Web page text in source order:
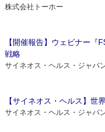
株式会社トーホー
【開催報告】ウェビナー『
戦略
サイネオス・ヘルス・ジャパ
【サイネオス・ヘルス】
サイネオス・ヘルス・ジャパ